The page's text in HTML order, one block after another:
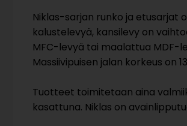
Niklas-sarjan runko ja etusarjat
kalustelevyä, kansilevy on
MFC-levyä tai maalattua MDF-
Massiivipuisen jalan korkeus on
Tuotteet toimitetaan aina
kasattuna. Niklas on